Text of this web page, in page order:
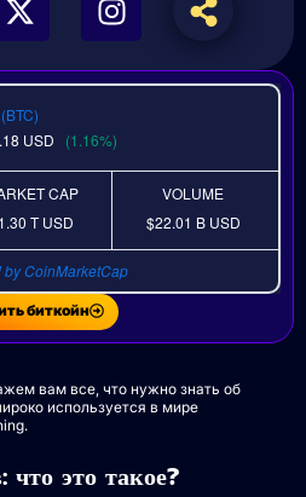
USD (1.16%)
CAP
TUSD
VOLUME
$22.01 B USD
by CoinMarketCap
биткойн
вам все, что нужно знать об
используется в мире
это такое?